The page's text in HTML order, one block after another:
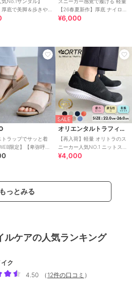
厚底で美脚＆歩きや
にくいフィット感
【26春夏新作】厚底 ナイロン
スポーツサンダル /OT3232
¥6,000
トラップでサッと着
限定】【卑弥呼
ムストラップサンダ
SALE
オリエンタルトラフィック
【再入荷】軽量 オリトラのス
ニーカー人気NO.1 ニットスニ
ーカー スリッポン /3709
¥4,000
もっとみる
ルケアの人気ランキング
ク
4.50
（ 12件の口コミ ）